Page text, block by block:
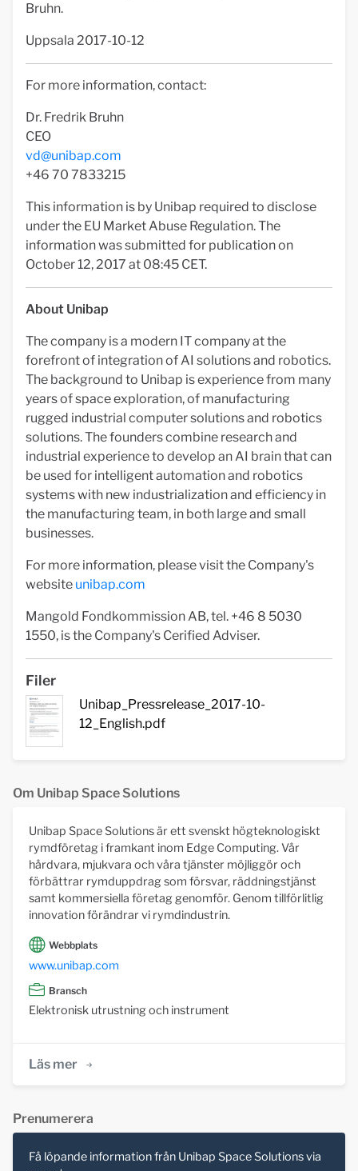
Bruhn.
Uppsala 2017-10-12
For more information, contact:
Dr. Fredrik Bruhn
CEO
vd@unibap.com
+46 70 7833215
This information is by Unibap required to disclose
under the EU Market Abuse Regulation. The
information was submitted for publication on
October 12, 2017 at 08:45 CET.
About Unibap
The company is a modern IT company at the
forefront of integration of AI solutions and robotics.
The background to Unibap is experience from many
years of space exploration, of manufacturing
rugged industrial computer solutions and robotics
solutions. The founders combine research and
industrial experience to develop an AI brain that can
be used for intelligent automation and robotics
systems with new industrialization and efficiency in
the manufacturing team, in both large and small
businesses.
For more information, please visit the Company's
website unibap.com
Mangold Fondkommission AB, tel. +46 8 5030
1550, is the Company's Cerified Adviser.
Filer
Unibap_Pressrelease_2017-10-
12_English.pdf
Om Unibap Space Solutions
Unibap Space Solutions är ett svenskt högteknologiskt
rymdföretag i framkant inom Edge Computing. Vår
hårdvara, mjukvara och våra tjänster möjliggör och
förbättrar rymduppdrag som försvar, räddningstjänst
samt kommersiella företag genomför. Genom tillförlitlig
innovation förändrar vi rymdindustrin.
Webbplats
www.unibap.com
Bransch
Elektronisk utrustning och instrument
Läs mer
Prenumerera
Få löpande information från Unibap Space Solutions via